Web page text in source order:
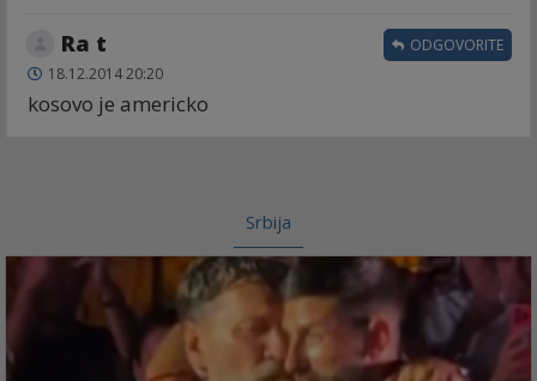
Ra t
18.12.2014 20:20
kosovo je americko
ODGOVORITE
Srbija